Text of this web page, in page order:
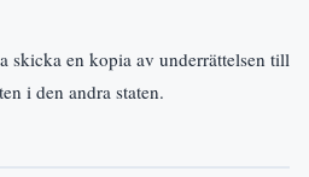
skicka en kopia av underrättelsen till
i den andra staten.